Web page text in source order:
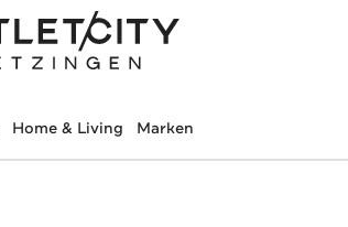
Home & Living Marken